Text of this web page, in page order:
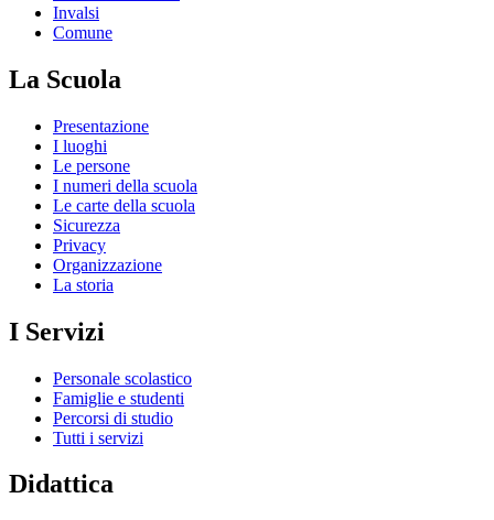
Invalsi
Comune
La Scuola
Presentazione
I luoghi
Le persone
I numeri della scuola
Le carte della scuola
Sicurezza
Privacy
Organizzazione
La storia
I Servizi
Personale scolastico
Famiglie e studenti
Percorsi di studio
Tutti i servizi
Didattica